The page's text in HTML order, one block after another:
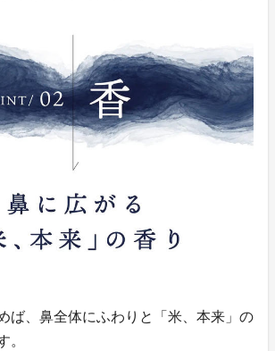
ば、鼻全体にふわりと「米、本来」の
。